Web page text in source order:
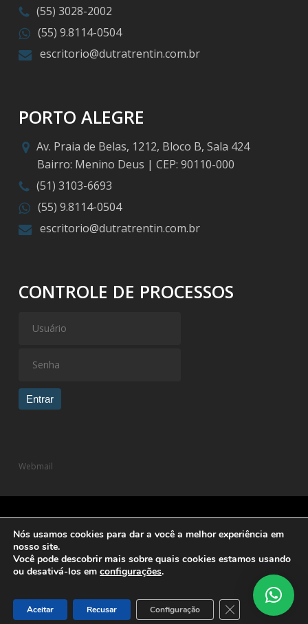
(55) 3028-2002
(55) 9.8114-0504
escritorio@dutratrentin.com.br
PORTO ALEGRE
Av. Praia de Belas, 1212, Bloco B, Sala 424
Bairro: Menino Deus | CEP: 90110-000
(51) 3103-6693
(55) 9.8114-0504
escritorio@dutratrentin.com.br
CONTROLE DE PROCESSOS
Entrar
Webmail
© 2026 Dutra Trentin Advogados Associados.Política de
Privacidade| Desenvolvido por
Nós usamos cookies para dar a você a melhor experiência em
nosso site.
Você pode descobrir mais sobre quais cookies estamos usando
ou desativá-los em configurações.
Aceitar Recusar Configuração Close GDPR